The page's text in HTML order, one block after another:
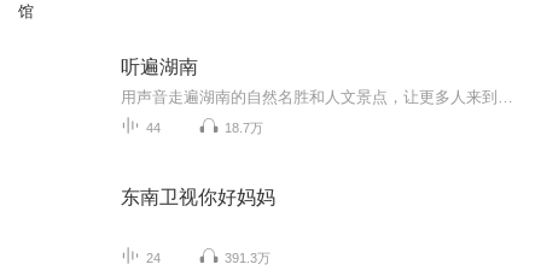
馆
听遍湖南
44 18.7万
东南卫视你好妈妈
24 391.3万